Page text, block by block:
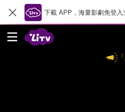
下載 APP，海量影劇免登入